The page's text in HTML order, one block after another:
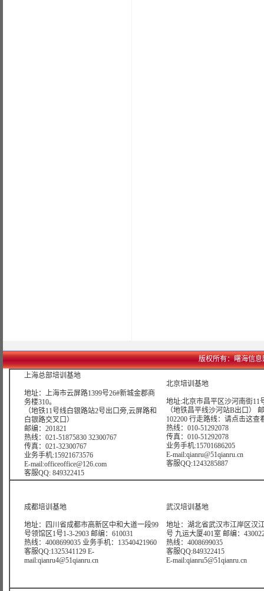
版权所有：曙海信息
上海总部培训基地
地址：上海市云屏路1399号26#新城金郡商
务楼310。
（地铁11号线白银路站2号出口旁,云屏路和
白银路交叉口）
邮编：201821
热线：021-51875830 32300767
传真：021-32300767
业务手机:15921673576
E-mail:officeoffice@126.com
客服QQ: 849322415
北京培训基地
地址:北京市昌平区沙河南街11
（地铁昌平线沙河站B出口）
102200 行走路线： 请点击这查
热线：010-51292078
传真：010-51292078
业务手机:15701686205
E-mail:qianru@51qianru.cn
客服QQ:1243285887
成都培训基地
地址：四川省成都市高新区中和大道一段99
号领馆区1号1-3-2903 邮编：610031
热线：4008699035 业务手机：13540421960
客服QQ:1325341129 E-
mail:qianru4@51qianru.cn
武汉培训基地
地址：湖北省武汉市江岸区汉
号 九运大厦401室 邮编：
热线：4008699035
客服QQ:849322415
E-mail:qianru5@51qianru.cn